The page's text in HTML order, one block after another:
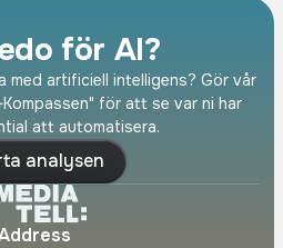
för AI?
med artificiell intelligens? Gör vår
för att se var ni har
att automatisera.
analysen